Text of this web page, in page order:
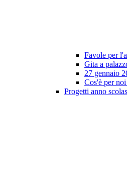
Favole per
Gita a
27 gennaio
Cos'è per
Progetti anno